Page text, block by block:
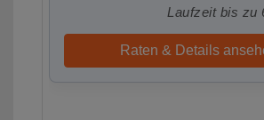
Laufzeit bis zu
Raten & Details